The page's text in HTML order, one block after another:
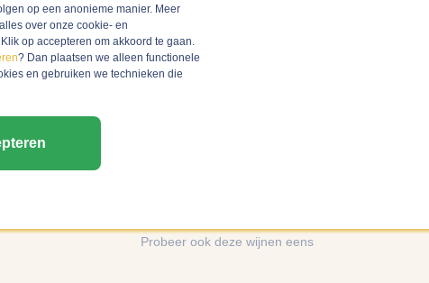
over deze wijn. Als wij zeker weten dat een review gedaan is
wij deze als eerste zien en zwaarder meewegen in het gemiddelde
Probeer ook deze wijnen eens
op een anonieme manier. Meer
alles over onze cookie- en
op accepteren om akkoord te gaan.
? Dan plaatsen we alleen functionele
en gebruiken we technieken die